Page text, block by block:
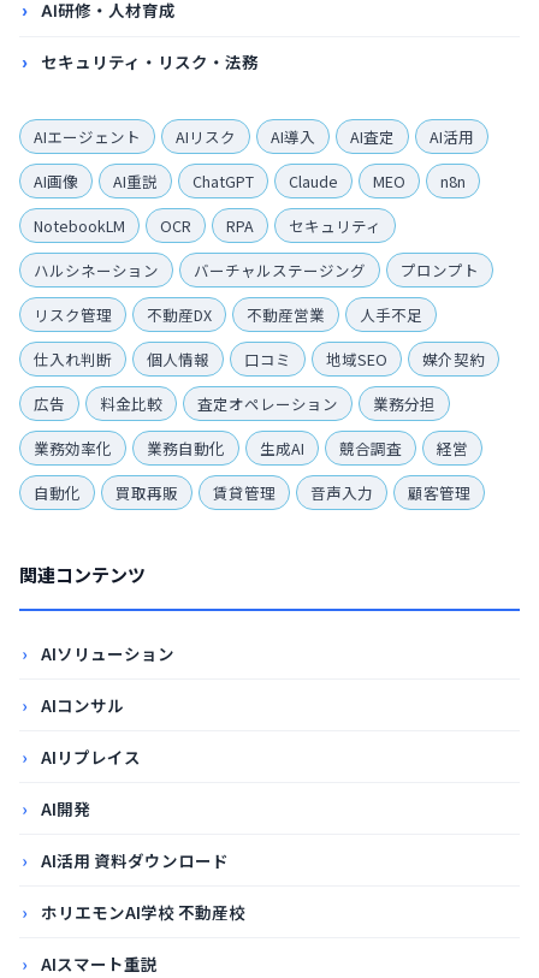
AI研修・人材育成
セキュリティ・リスク・法務
AIエージェント AIリスク AI導入 AI査定
AI活用
AI画像
AI重説 ChatGPT Claude MEO
n8n
NotebookLM
OCR RPA
セキュリティ
ハルシネーション
バーチャルステージング
プロンプト
リスク管理
不動産DX 不動産営業
人手不足
仕入れ判断
個人情報 口コミ 地域SEO
媒介契約
広告
料金比較 査定オペレーション
業務分担
業務効率化
業務自動化 生成AI 競合調査
経営
自動化
買取再販 賃貸管理 音声入力 顧客管理
関連コンテンツ
AIソリューション
AIコンサル
AIリプレイス
AI開発
AI活用 資料ダウンロード
ホリエモンAI学校 不動産校
AIスマート重説